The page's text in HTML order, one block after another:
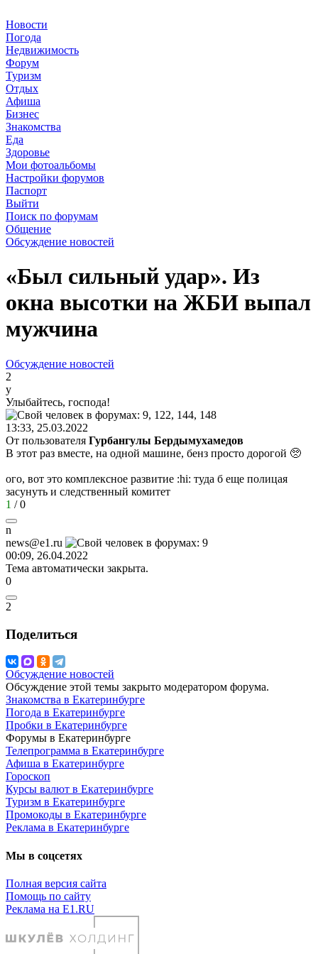
Новости
Погода
Недвижимость
Форум
Туризм
Отдых
Афиша
Бизнес
Знакомства
Еда
Здоровье
Мои фотоальбомы
Настройки форумов
Паспорт
Выйти
Поиск по форумам
Общение
Обсуждение новостей
«Был сильный удар». Из
окна высотки на ЖБИ выпал
мужчина
Обсуждение новостей
2
у
Улыбайтесь, господа!
13:33, 25.03.2022
От пользователя Гурбангулы Бердымухамедов
В этот раз вместе, на одной машине, бенз просто дорогой 🥺
ого, вот это комплексное развитие :hi: туда б еще полицая
засунуть и следственный комитет
1 /0
n
news@e1.ru
00:09, 26.04.2022
Тема автоматически закрыта.
0
2
Поделиться
Обсуждение новостей
Обсуждение этой темы закрыто модератором форума.
Знакомства в Екатеринбурге
Погода в Екатеринбурге
Пробки в Екатеринбурге
Форумы в Екатеринбурге
Телепрограмма в Екатеринбурге
Афиша в Екатеринбурге
Гороскоп
Курсы валют в Екатеринбурге
Туризм в Екатеринбурге
Промокоды в Екатеринбурге
Реклама в Екатеринбурге
Мы в соцсетях
Полная версия сайта
Помощь по сайту
Реклама на E1.RU